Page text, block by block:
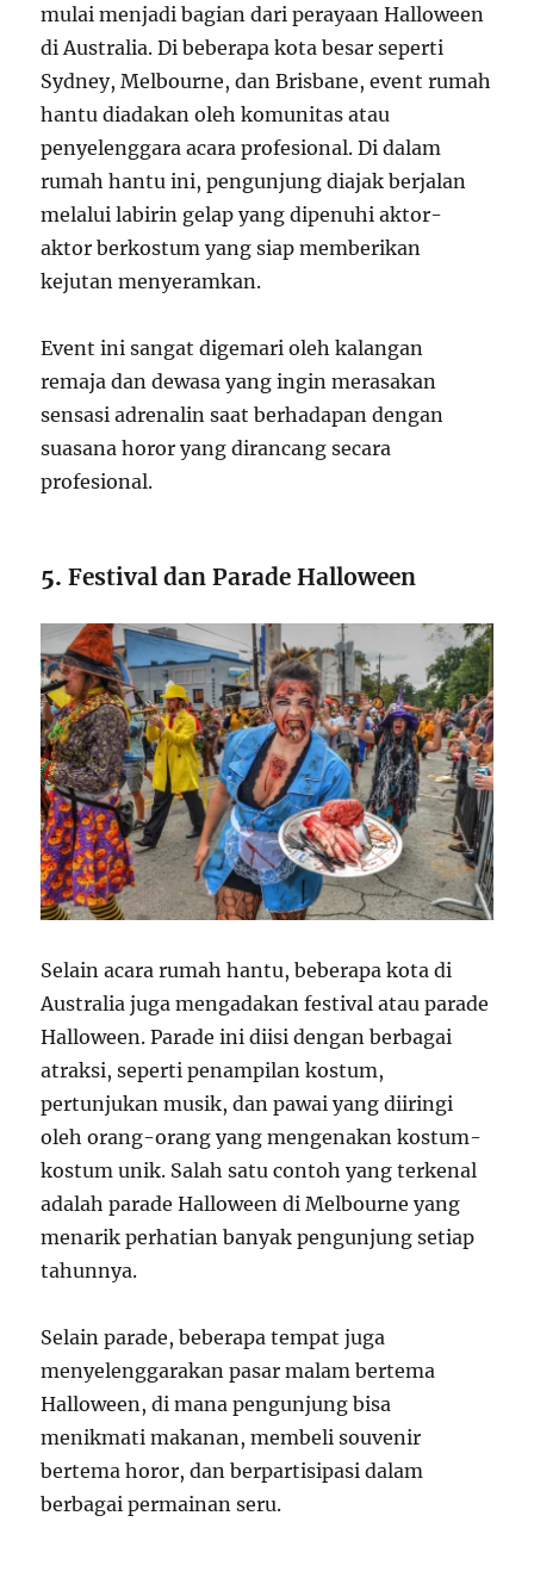
mulai menjadi bagian dari perayaan Halloween
di Australia. Di beberapa kota besar seperti
Sydney, Melbourne, dan Brisbane, event rumah
hantu diadakan oleh komunitas atau
penyelenggara acara profesional. Di dalam
rumah hantu ini, pengunjung diajak berjalan
melalui labirin gelap yang dipenuhi aktor-
aktor berkostum yang siap memberikan
kejutan menyeramkan.
Event ini sangat digemari oleh kalangan
remaja dan dewasa yang ingin merasakan
sensasi adrenalin saat berhadapan dengan
suasana horor yang dirancang secara
profesional.
5.Festival dan Parade Halloween
Selain acara rumah hantu, beberapa kota di
Australia juga mengadakan festival atau parade
Halloween. Parade ini diisi dengan berbagai
atraksi, seperti penampilan kostum,
pertunjukan musik, dan pawai yang diiringi
oleh orang-orang yang mengenakan kostum-
kostum unik. Salah satu contoh yang terkenal
adalah parade Halloween di Melbourne yang
menarik perhatian banyak pengunjung setiap
tahunnya.
Selain parade, beberapa tempat juga
menyelenggarakan pasar malam bertema
Halloween, di mana pengunjung bisa
menikmati makanan, membeli souvenir
bertema horor, dan berpartisipasi dalam
berbagai permainan seru.